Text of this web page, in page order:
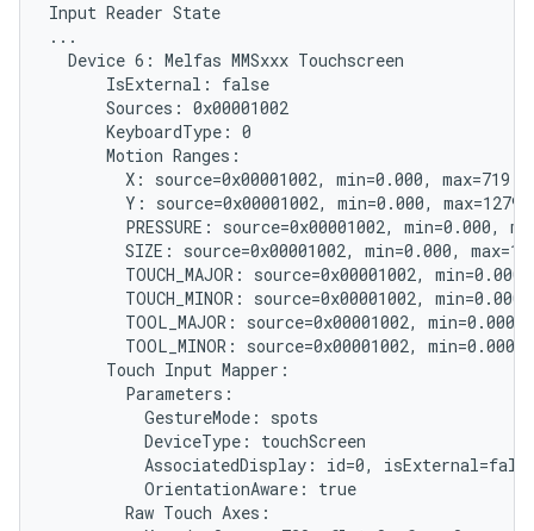
Input Reader State
...
  Device 6: Melfas MMSxxx Touchscreen
      IsExternal: false
      Sources: 0x00001002
      KeyboardType: 0
      Motion Ranges:
X: source=0x00001002, min=0.000,
Y: source=0x00001002, min=0.000,
PRESSURE: source=0x00001002, min=0.000,
SIZE: source=0x00001002, min=0.000,
TOUCH_MAJOR: source=0x00001002,
TOUCH_MINOR: source=0x00001002,
TOOL_MAJOR: source=0x00001002, min=0.000,
TOOL_MINOR: source=0x00001002, min=0.000,
      Touch Input Mapper:
        Parameters:
          GestureMode: spots
          DeviceType: touchScreen
AssociatedDisplay: id=0,
          OrientationAware: true
        Raw Touch Axes: